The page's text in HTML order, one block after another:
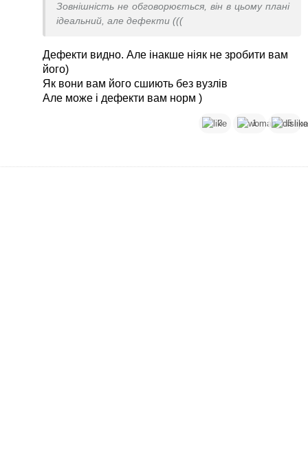
Зовнішність не обговорюється, він в цьому плані
ідеальний, але дефекти (((
Дефекти видно. Але інакше ніяк не зробити вам
його)
Як вони вам його сшиють без вузлів
Але може і дефекти вам норм )
3 1 5